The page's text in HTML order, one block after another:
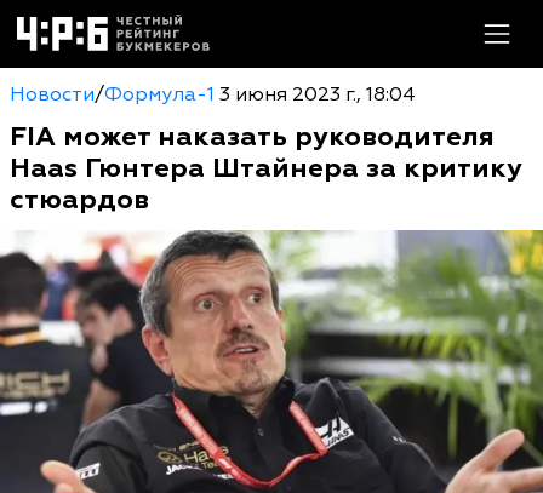
Новости/Формула-1 3 июня 2023 г., 18:04
FIA может наказать руководителя
Haas Гюнтера Штайнера за критику
стюардов